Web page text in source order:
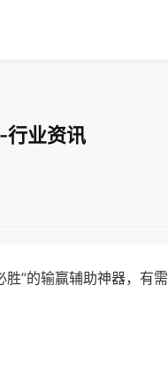
行业资讯
”的输赢辅助神器，有需